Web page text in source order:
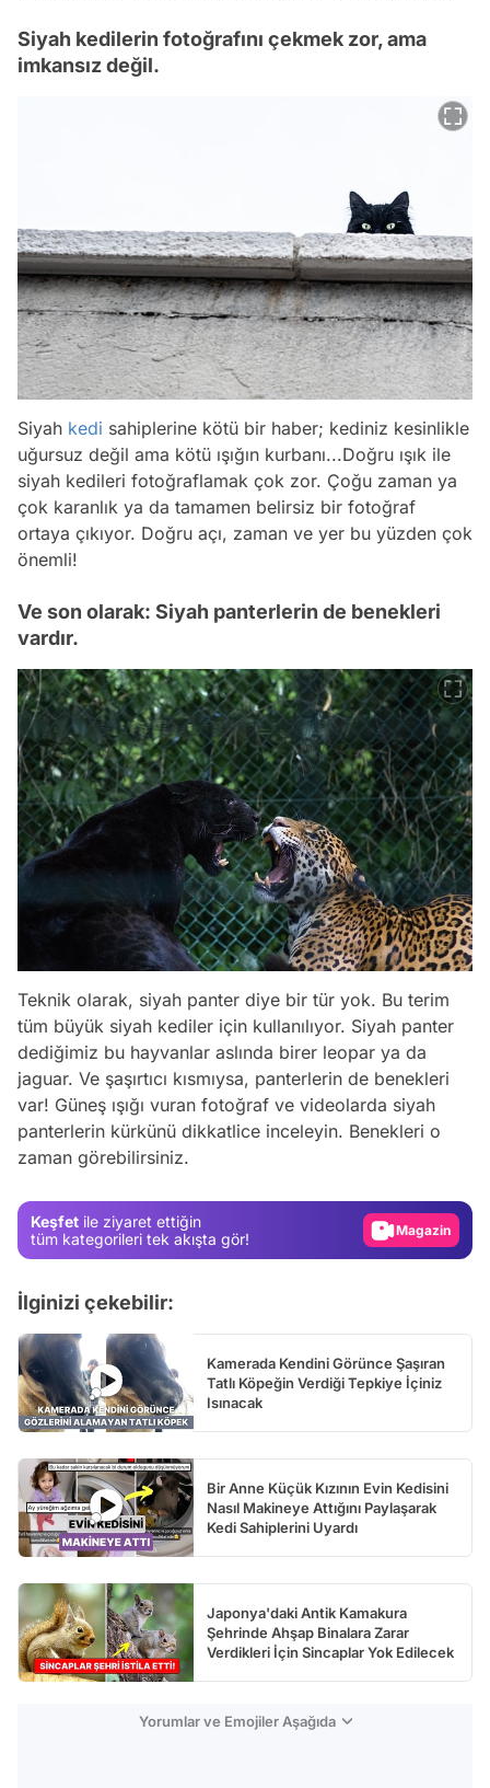
Siyah kedilerin fotoğrafını çekmek zor, ama
imkansız değil.
Siyah kedi sahiplerine kötü bir haber; kediniz kesinlikle
uğursuz değil ama kötü ışığın kurbanı...Doğru ışık ile
siyah kedileri fotoğraflamak çok zor. Çoğu zaman ya
çok karanlık ya da tamamen belirsiz bir fotoğraf
ortaya çıkıyor. Doğru açı, zaman ve yer bu yüzden çok
önemli!
Ve son olarak: Siyah panterlerin de benekleri
vardır.
Teknik olarak, siyah panter diye bir tür yok. Bu terim
tüm büyük siyah kediler için kullanılıyor. Siyah panter
dediğimiz bu hayvanlar aslında birer leopar ya da
jaguar. Ve şaşırtıcı kısmıysa, panterlerin de benekleri
var! Güneş ışığı vuran fotoğraf ve videolarda siyah
panterlerin kürkünü dikkatlice inceleyin. Benekleri o
zaman görebilirsiniz.
Keşfet ile ziyaret ettiğin
tüm kategorileri tek akışta gör!
Video
Test
Magazin
Video
İlginizi çekebilir:
Kamerada Kendini Görünce Şaşıran
Tatlı Köpeğin Verdiği Tepkiye İçiniz
Isınacak
Bir Anne Küçük Kızının Evin Kedisini
Nasıl Makineye Attığını Paylaşarak
Kedi Sahiplerini Uyardı
Japonya'daki Antik Kamakura
Şehrinde Ahşap Binalara Zarar
Verdikleri İçin Sincaplar Yok Edilecek
Yorumlar ve Emojiler Aşağıda